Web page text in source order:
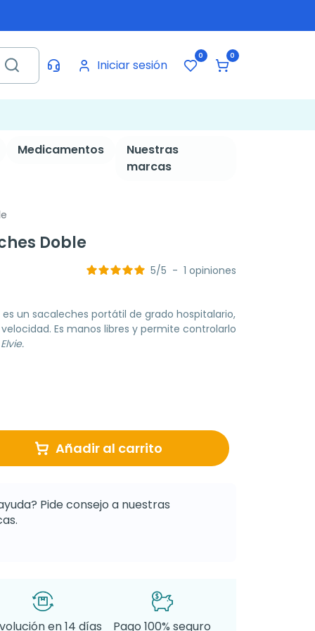
Iniciar sesión
0 0
Medicamentos
Nuestras
marcas
Doble
5/5 - 1 opiniones
es un sacaleches portátil de grado hospitalario,
Es manos libres y permite controlarlo
Añadir al carrito
Pide consejo a nuestras
en 14 días
Pago 100% seguro